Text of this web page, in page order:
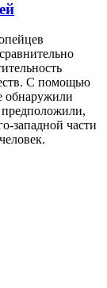
С помощью
обнаружили
западной части